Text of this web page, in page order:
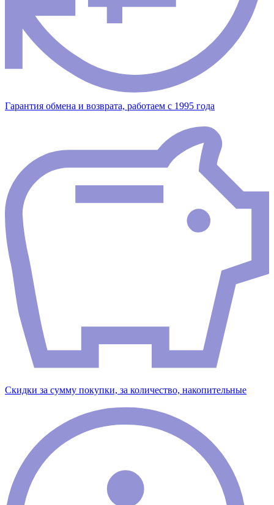
Гарантия обмена и возврата, работаем с 1995 года
Скидки за сумму покупки, за количество, накопительные